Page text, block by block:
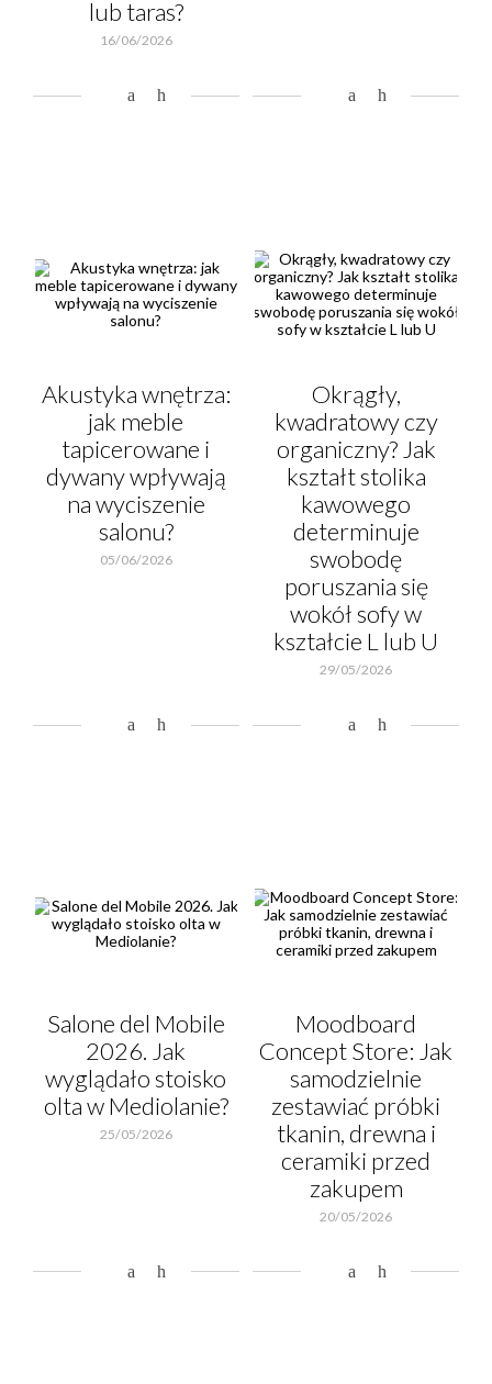
lub taras?
16/06/2026
Akustyka wnętrza:
jak meble
tapicerowane i
dywany wpływają
na wyciszenie
salonu?
05/06/2026
Okrągły,
kwadratowy czy
organiczny? Jak
kształt stolika
kawowego
determinuje
swobodę
poruszania się
wokół sofy w
kształcie L lub U
29/05/2026
Salone del Mobile
2026. Jak
wyglądało stoisko
olta w Mediolanie?
25/05/2026
Moodboard
Concept Store: Jak
samodzielnie
zestawiać próbki
tkanin, drewna i
ceramiki przed
zakupem
20/05/2026